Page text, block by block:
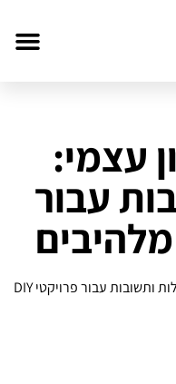
עצמי:
עבור
חיזוק ביטחון עצמי: שאלות ותשובות עבור פרויקטי DIY